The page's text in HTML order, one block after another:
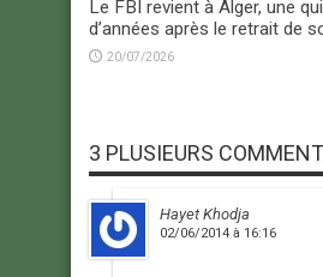
Le FBI revient à Alger, une
d’années après le retrait de
20/07/2026
3 PLUSIEURS
Hayet Khodja
02/06/2014 à 16:16